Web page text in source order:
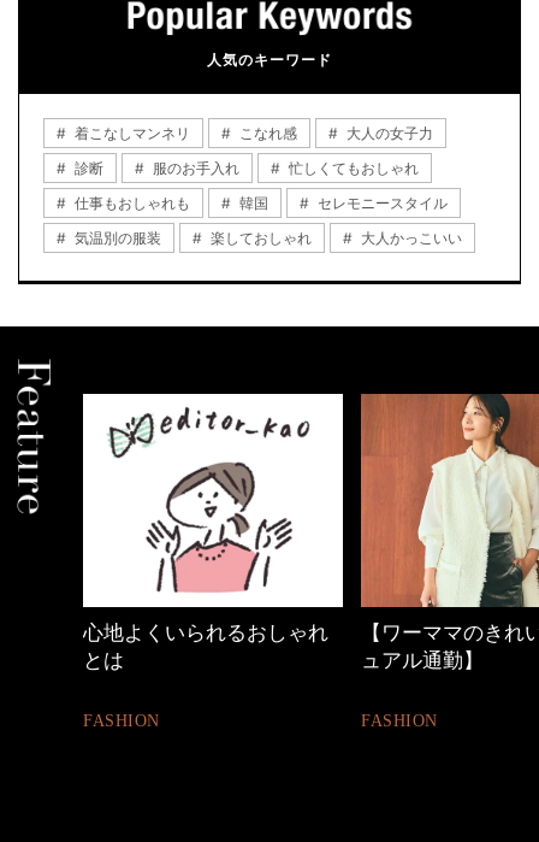
人気のキーワード
着こなしマンネリ こなれ感
大人の女子力
診断
服のお手入れ
忙しくてもおしゃれ
仕事もおしゃれも
韓国
セレモニースタイル
気温別の服装
楽しておしゃれ 大人かっこいい
【ワーママのきれいめカジ
ュアル通勤】
FASHION
40代の小顔メイク